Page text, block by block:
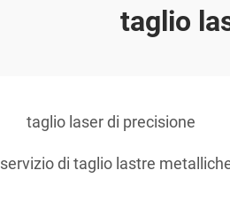
taglio
taglio laser di precisione
servizio di taglio lastre